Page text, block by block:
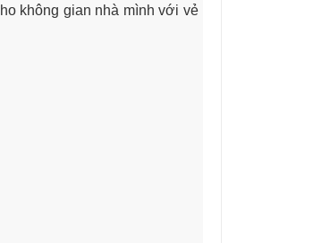
không gian nhà mình với vẻ